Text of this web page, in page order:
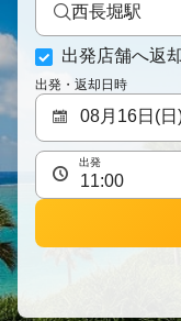
西長堀駅
出発店舗へ返
出発・返却日時
出発